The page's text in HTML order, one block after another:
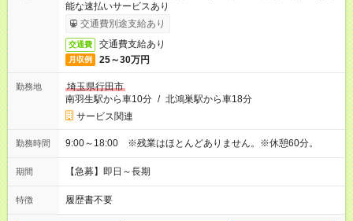
能な速払いサービスあり
交通費別途支給あり
交通費 交通費支給あり
月収例 25～30万円
勤務地
埼玉県行田市
南羽生駅から車10分 / 北鴻巣駅から車18分
サービス関連
勤務時間 9:00～18:00 ※残業はほとんどありません。※休憩60分。
期間 【急募】即日～長期
特徴 履歴書不要